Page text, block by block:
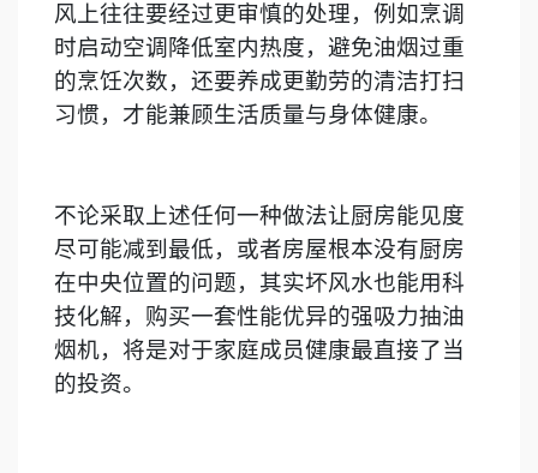
风上往往要经过更审慎的处理，例如烹调
时启动空调降低室内热度，避免油烟过重
的烹饪次数，还要养成更勤劳的清洁打扫
习惯，才能兼顾生活质量与身体健康。
不论采取上述任何一种做法让厨房能见度
尽可能减到最低，或者房屋根本没有厨房
在中央位置的问题，其实坏风水也能用科
技化解，购买一套性能优异的强吸力抽油
烟机，将是对于家庭成员健康最直接了当
的投资。